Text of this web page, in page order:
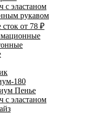
с эластаном
рукавом
от 78 ₽
180
Пенье
с эластаном